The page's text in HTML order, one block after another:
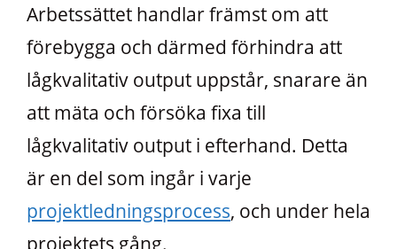
Arbetssättet handlar främst om att
förebygga och därmed förhindra att
lågkvalitativ output uppstår, snarare än
att mäta och försöka fixa till
lågkvalitativ output i efterhand. Detta
är en del som ingår i varje
projektledningsprocess, och under hela
projektets gång.